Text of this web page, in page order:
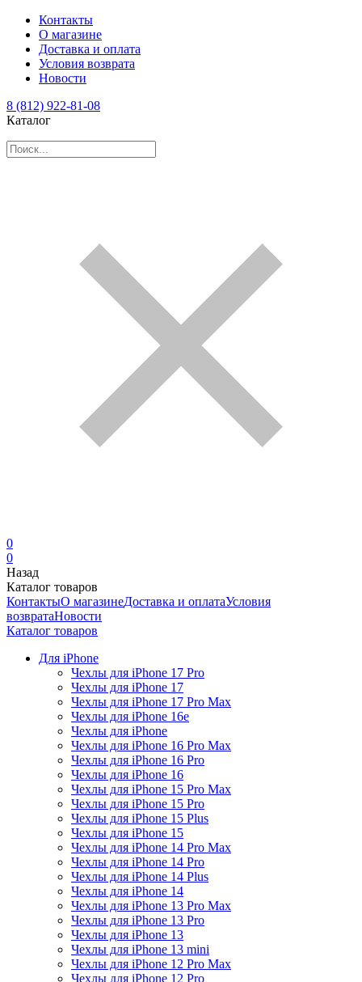
Контакты
О магазине
Доставка и оплата
Условия возврата
Новости
8 (812) 922-81-08
Каталог
0
0
Назад
Каталог товаров
КонтактыО магазинеДоставка и оплатаУсловия
возвратаНовости
Каталог товаров
Для iPhone
Чехлы для iPhone 17 Pro
Чехлы для iPhone 17
Чехлы для iPhone 17 Pro Max
Чехлы для iPhone 16e
Чехлы для iPhone
Чехлы для iPhone 16 Pro Max
Чехлы для iPhone 16 Pro
Чехлы для iPhone 16
Чехлы для iPhone 15 Pro Max
Чехлы для iPhone 15 Pro
Чехлы для iPhone 15 Plus
Чехлы для iPhone 15
Чехлы для iPhone 14 Pro Max
Чехлы для iPhone 14 Pro
Чехлы для iPhone 14 Plus
Чехлы для iPhone 14
Чехлы для iPhone 13 Pro Max
Чехлы для iPhone 13 Pro
Чехлы для iPhone 13
Чехлы для iPhone 13 mini
Чехлы для iPhone 12 Pro Max
Чехлы для iPhone 12 Pro